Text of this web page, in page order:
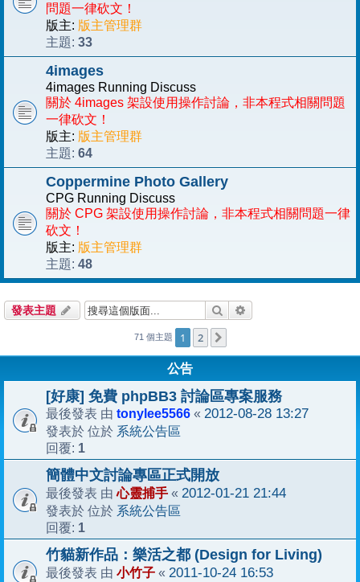
問題一律砍文！
版主: 版主管理群
主題: 33
4images
4images Running Discuss
關於 4images 架設使用操作討論，非本程式相關問題
一律砍文！
版主: 版主管理群
主題: 64
Coppermine Photo Gallery
CPG Running Discuss
關於 CPG 架設使用操作討論，非本程式相關問題一律
砍文！
版主: 版主管理群
主題: 48
發表主題 搜尋
71 個主題 1 2
公告
[好康] 免費 phpBB3 討論區專案服務
最後發表 由 tonylee5566 « 2012-08-28 13:27
發表於 位於 系統公告區
回覆: 1
簡體中文討論專區正式開放
最後發表 由心靈捕手 « 2012-01-21 21:44
發表於 位於 系統公告區
回覆: 1
竹貓新作品：樂活之都 (Design for Living)
最後發表 由 小竹子 « 2011-10-24 16:53